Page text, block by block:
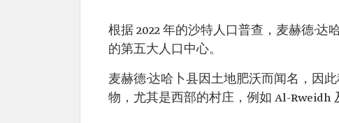
根据 2022 年的沙特人口普查，麦赫德·达
的第五大人口中心。
麦赫德·达哈卜县因土地肥​​沃而闻名，因
物，尤其是西部的村庄，例如 Al-Rweidh